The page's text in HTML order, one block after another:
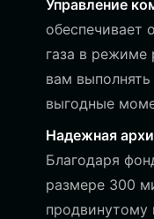
Управление
обеспечивает
газа в режиме
вам
выгодные
Надежная
Благодаря
размере 300